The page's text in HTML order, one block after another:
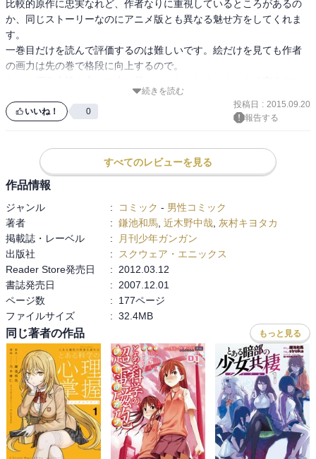
比較的原作に忠実なれど、作者なりに重視しているところがあるの
か、同じストーリーなのにアニメ版とも異なる魅せ方をしてくれま
す。
一巻目だけを読んで評価するのは難しいです。絵だけを見ても作者
の画力は先の巻で格段に向上するので。
ポ良く進み、悪く言えば大分すっ飛ばしています。アニメ版や超電
磁砲の完成度がなまじ高いので、本作は少々埋もれている様な印象
続きを読む
いいね！ 0
投稿日 : 2015.09.20
報告する
すべてのレビューを見る
作品情報
ジャンル : コミック - 男性コミック
著者
: 鎌池和馬 近木野中哉 灰村キヨタカ
掲載誌・レーベル
:
月刊少年ガンガン
出版社
:
スクウェア・エニックス
Reader Store発売日
:
2012.03.12
書誌発売日
:
2007.12.01
ページ数
:
177ページ
ファイルサイズ
: 32.4MB
同じ著者の作品 もっと見る